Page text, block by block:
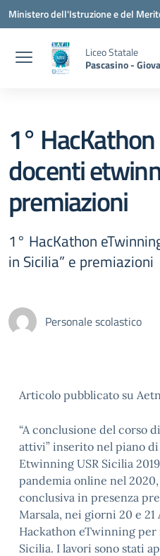
Vai ai contenuti
Vai al menu di navigazione
Vai al footer
Ministero dell'Istruzione e del
Liceo Statale
Pascasino -
1°
docenti
premiazioni
1° HacKathon
in Sicilia” e premiazioni
Personale scolastico
Articolo pubblicato su
“A conclusione del corso
attivi” inserito nel piano
Etwinning USR Sicilia
pandemia online nel 2020,
conclusiva in presenza
Marsala, nei giorni 20 e
Hackathon eTwinning
Sicilia. I lavori sono stati